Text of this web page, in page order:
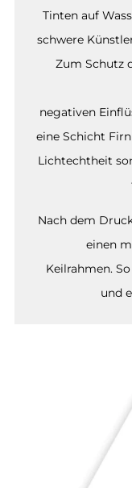
Tinten auf
schwere
Zum Schutz
negativen
eine Schicht
Lichtechtheit
Nach dem
einen
Keilrahmen.
und